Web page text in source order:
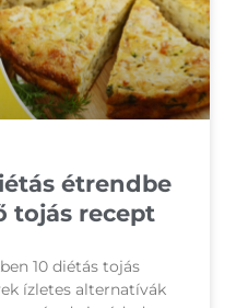
étrendbe
tojás recept
10 diétás tojás
ízletes alternatívák